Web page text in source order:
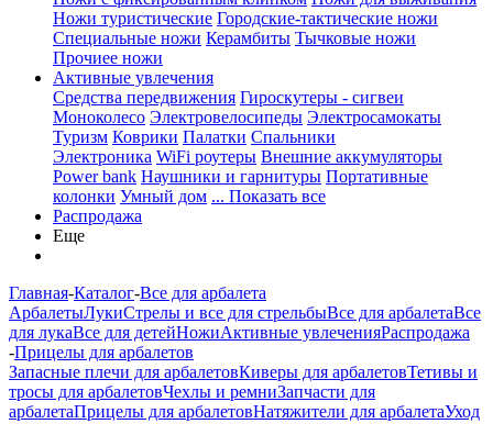
Ножи туристические Городские-тактические ножи
Специальные ножи Керамбиты Тычковые ножи
Прочиее ножи
Активные увлечения
Средства передвижения Гироскутеры - сигвеи
Моноколесо Электровелосипеды Электросамокаты
Туризм Коврики Палатки Спальники
Электроника WiFi роутеры Внешние аккумуляторы
Power bank Наушники и гарнитуры Портативные
колонки Умный дом ... Показать все
Распродажа
Еще
Главная-Каталог-Все для арбалета
АрбалетыЛукиСтрелы и все для стрельбыВсе для арбалетаВсе
для лукаВсе для детейНожиАктивные увлеченияРаспродажа
-Прицелы для арбалетов
Запасные плечи для арбалетовКиверы для арбалетовТетивы и
тросы для арбалетовЧехлы и ремниЗапчасти для
арбалетаПрицелы для арбалетовНатяжители для арбалетаУход